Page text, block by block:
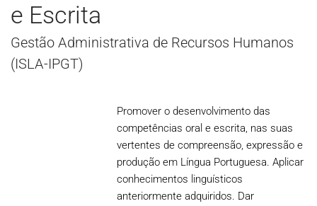
e Escrita
Gestão Administrativa de Recursos Humanos
(ISLA-IPGT)
Promover o desenvolvimento das
competências oral e escrita, nas suas
vertentes de compreensão, expressão e
produção em Língua Portuguesa. Aplicar
conhecimentos linguísticos
anteriormente adquiridos. Dar